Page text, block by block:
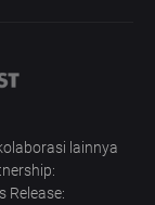
lainnya
Release: